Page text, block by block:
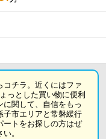
コチラ。近くにはファ
っとした買い物に便利
関して、自信をもっ
子市エリアと常磐緩行
ートをお探しの方はぜ
。